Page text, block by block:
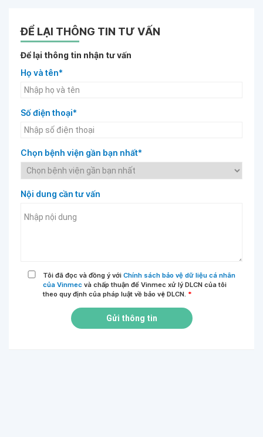
ĐỂ LẠI THÔNG TIN TƯ VẤN
Để lại thông tin nhận tư vấn
Họ và tên*
Số điện thoại*
Chọn bệnh viện gần bạn nhất*
Nội dung cần tư vấn
Tôi đã đọc và đồng ý với Chính sách bảo vệ dữ liệu cá nhân
của Vinmec và chấp thuận để Vinmec xử lý DLCN của tôi
theo quy định của pháp luật về bảo vệ DLCN. *
Gửi thông tin